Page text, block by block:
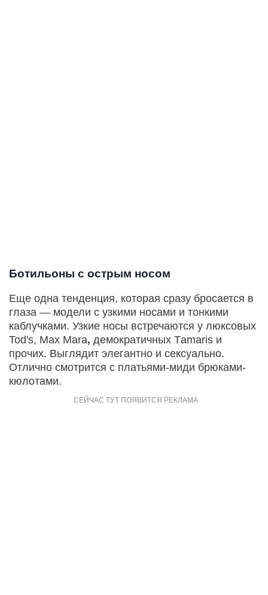
Ботильоны с острым носом
Еще одна тенденция, которая сразу бросается в
глаза — модели с узкими носами и тонкими
каблучками. Узкие носы встречаются у люксовых
Tod's, Max Mara, демократичных Тamaris и
прочих. Выглядит элегантно и сексуально.
Отлично смотрится с платьями-миди брюками-
кюлотами.